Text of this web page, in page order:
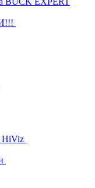
HiViz